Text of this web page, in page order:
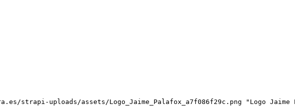
uploads/assets/Logo_Jaime_Palafox_a7f086f29c.png "Logo Jaime